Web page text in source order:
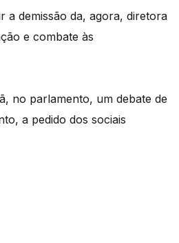
a demissão da, agora, diretora
e combate às
no parlamento, um debate de
a pedido dos sociais